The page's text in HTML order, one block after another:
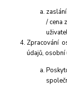
/ cena
Zpracování
údajů, osobní